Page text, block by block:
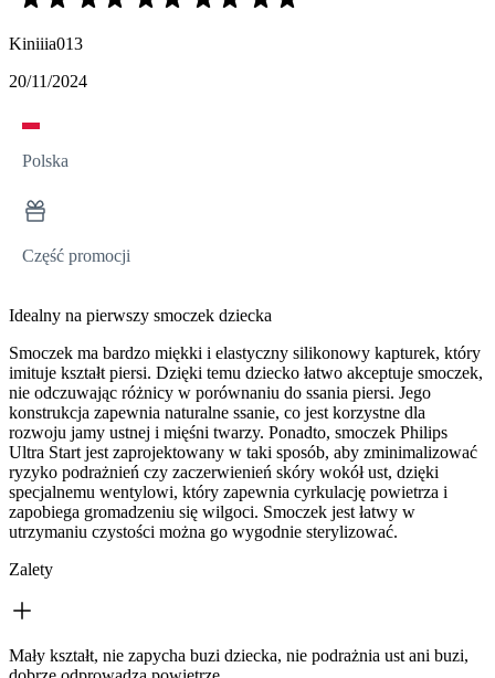
Kiniiia013
20/11/2024
Polska
Część promocji
Idealny na pierwszy smoczek dziecka
Smoczek ma bardzo miękki i elastyczny silikonowy kapturek, który
imituje kształt piersi. Dzięki temu dziecko łatwo akceptuje smoczek,
nie odczuwając różnicy w porównaniu do ssania piersi. Jego
konstrukcja zapewnia naturalne ssanie, co jest korzystne dla
rozwoju jamy ustnej i mięśni twarzy. Ponadto, smoczek Philips
Ultra Start jest zaprojektowany w taki sposób, aby zminimalizować
ryzyko podrażnień czy zaczerwienień skóry wokół ust, dzięki
specjalnemu wentylowi, który zapewnia cyrkulację powietrza i
zapobiega gromadzeniu się wilgoci. Smoczek jest łatwy w
utrzymaniu czystości można go wygodnie sterylizować.
Zalety
Mały kształt, nie zapycha buzi dziecka, nie podrażnia ust ani buzi,